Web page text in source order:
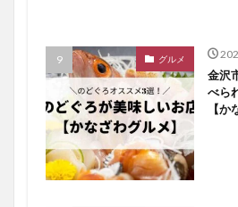
グルメ
金沢
べら
【か